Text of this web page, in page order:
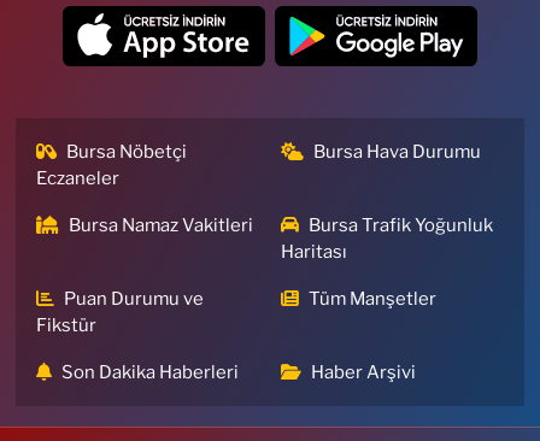
Bursa Nöbetçi
Eczaneler
Bursa Hava Durumu
Bursa Namaz Vakitleri
Bursa Trafik Yoğunluk
Haritası
Puan Durumu ve
Fikstür
Tüm Manşetler
Son Dakika Haberleri Haber Arşivi